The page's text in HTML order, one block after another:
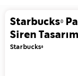
Starbucks®
Siren
Starbucks®